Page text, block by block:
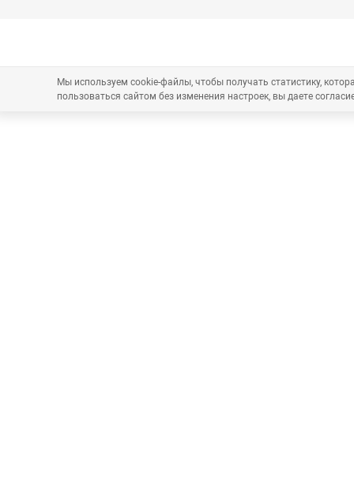
Мы используем cookie-файлы, чтобы получать статистику,
пользоваться сайтом без изменения настроек, вы даете